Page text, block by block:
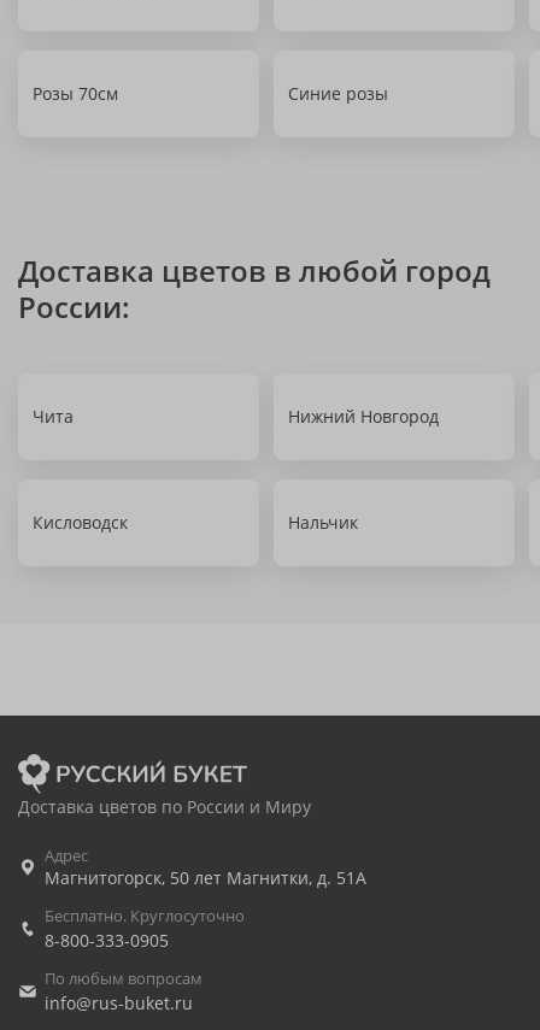
Розы 70см Синие розы
Доставка цветов в любой город
России:
Чита Нижний Новгород
Кисловодск Нальчик
Доставка цветов по России и Миру
Адрес
Магнитогорск, 50 лет Магнитки, д. 51А
Бесплатно. Круглосуточно
8-800-333-0905
По любым вопросам
info@rus-buket.ru